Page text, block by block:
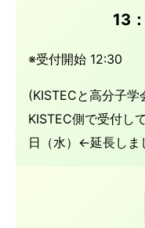
13
※受付開始 12:30
(KISTECと高分子
KISTEC側で受付し
日（水）←延長しま